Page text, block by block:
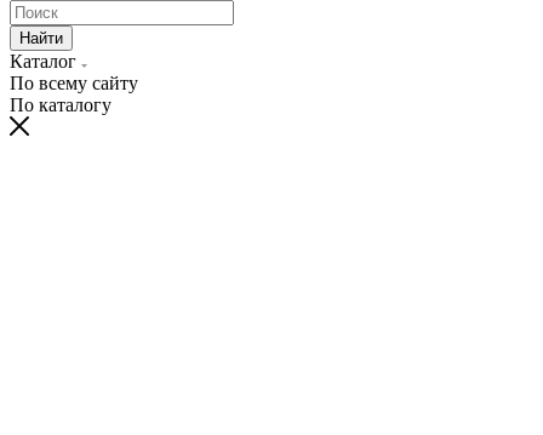
Найти
Каталог
По всему сайту
По каталогу